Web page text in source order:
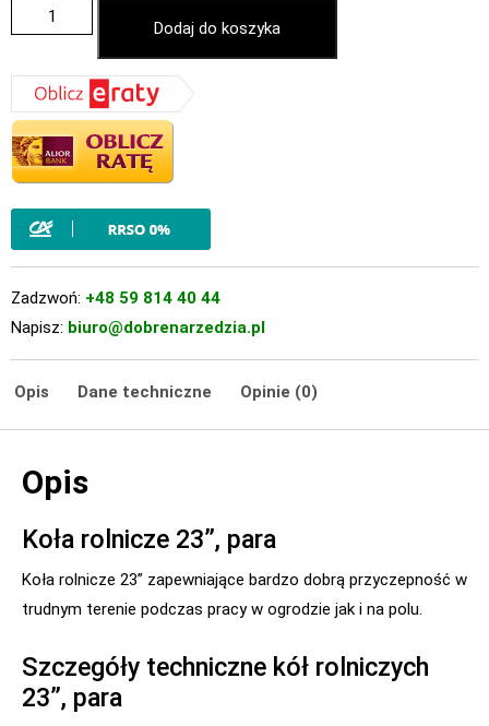
Dodaj do koszyka
Zadzwoń: +48 59 814 40 44
Napisz: biuro@dobrenarzedzia.pl
Opis Dane techniczne Opinie (0)
Opis
Koła rolnicze 23”, para
Koła rolnicze 23” zapewniające bardzo dobrą przyczepność w
trudnym terenie podczas pracy w ogrodzie jak i na polu.
Szczegóły techniczne kół rolniczych
23”, para